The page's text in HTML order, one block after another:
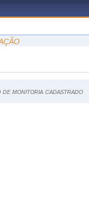
de monitoria cadastrado